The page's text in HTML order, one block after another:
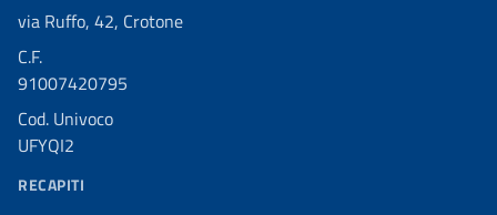
via Ruffo, 42, Crotone
C.F.
91007420795
Cod. Univoco
UFYQI2
RECAPITI